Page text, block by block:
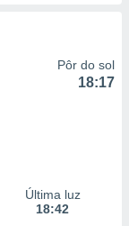
Pôr do sol
18:17
Última luz
18:42